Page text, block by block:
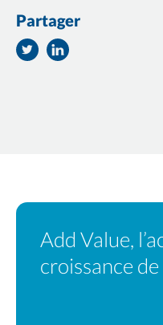
Partager
Partager
sur
Partager
sur
Add Value,
croissance de